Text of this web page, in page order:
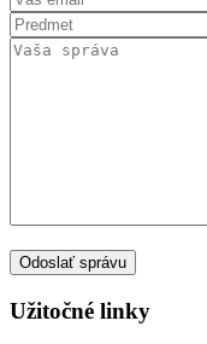
Užitočné linky